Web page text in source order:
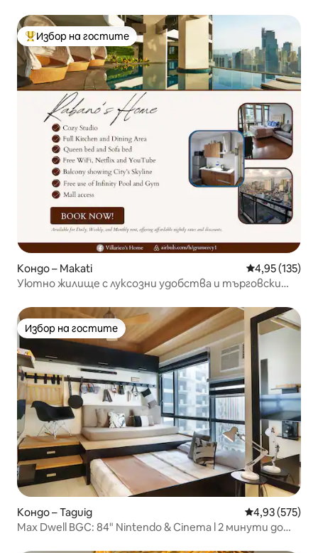
Най-популярен избор на гостите
Избор на гостите
Кондо – Makati Средна
4,95 (135)
Уютно жилище с луксозни удобства и търговски
Избор на гостите
Избор на гостите
Кондо – Taguig Средна
4,93 (575)
Max Dwell BGC: 84" Nintendo & Cinema l 2 минути до